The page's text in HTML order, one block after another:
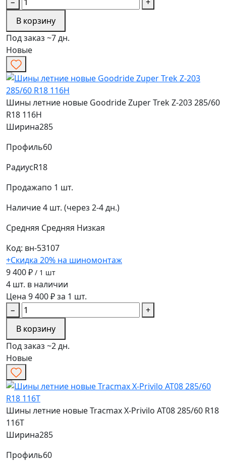
−
+
В корзину
Под заказ ~7 дн.
Новые
Шины летние новые Goodride Zuper Trek Z-203 285/60
R18 116H
Ширина285
Профиль60
РадиусR18
Продажапо 1 шт.
Наличие4 шт. (через 2-4 дн.)
Средняя Средняя Низкая
Код: вн-53107
+Скидка 20% на шиномонтаж
9 400 ₽ / 1 шт
4 шт. в наличии
Цена 9 400 ₽ за 1 шт.
−
+
В корзину
Под заказ ~2 дн.
Новые
Шины летние новые Tracmax X-Privilo AT08 285/60 R18
116T
Ширина285
Профиль60